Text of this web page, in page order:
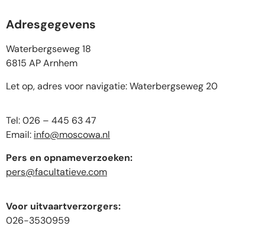
Adresgegevens
Waterbergseweg 18
6815 AP Arnhem
Let op, adres voor navigatie: Waterbergseweg 20
Tel: 026 – 445 63 47
Email: info@moscowa.nl
Pers en opnameverzoeken:
pers@facultatieve.com
Voor uitvaartverzorgers:
026-3530959